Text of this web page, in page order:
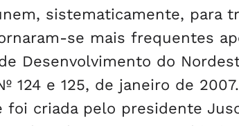
sistematicamente, para
se mais frequentes
Desenvolvimento do
124 e 125, de janeiro de
foi criada pelo presidente